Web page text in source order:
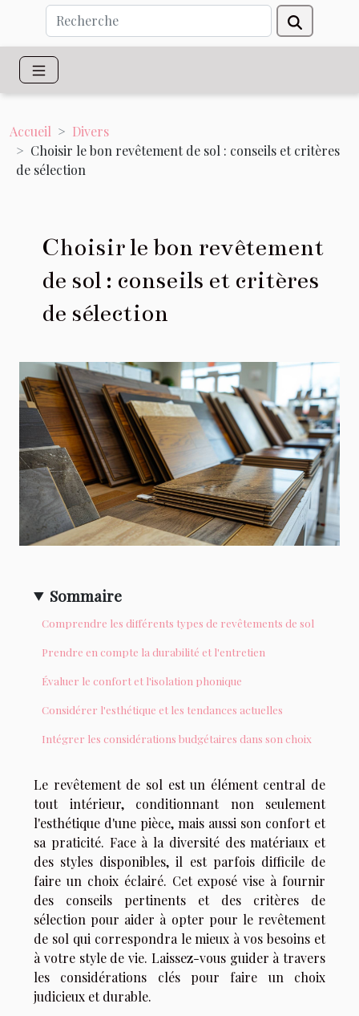
Accueil
Divers
Choisir le bon revêtement de sol : conseils et critères
de sélection
Choisir le bon revêtement
de sol : conseils et critères
de sélection
Sommaire
Comprendre les différents types de revêtements de sol
Prendre en compte la durabilité et l'entretien
Évaluer le confort et l'isolation phonique
Considérer l'esthétique et les tendances actuelles
Intégrer les considérations budgétaires dans son choix
Le revêtement de sol est un élément central de
tout intérieur, conditionnant non seulement
l'esthétique d'une pièce, mais aussi son confort et
sa praticité. Face à la diversité des matériaux et
des styles disponibles, il est parfois difficile de
faire un choix éclairé. Cet exposé vise à fournir
des conseils pertinents et des critères de
sélection pour aider à opter pour le revêtement
de sol qui correspondra le mieux à vos besoins et
à votre style de vie. Laissez-vous guider à travers
les considérations clés pour faire un choix
judicieux et durable.